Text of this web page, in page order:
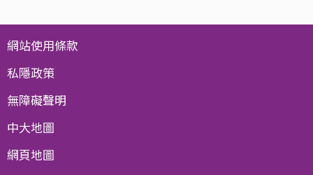
網站使用條款
私隱政策
無障礙聲明
中大地圖
網頁地圖